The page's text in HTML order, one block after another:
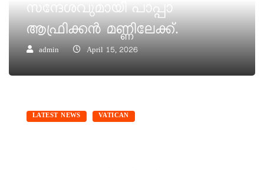
സന്ദേശവുമായി പാപ്പാ
ആഫ്രിക്കന്‍ മണ്ണിലേക്ക്.
admin April 15, 2026
LATEST NEWS VATICAN